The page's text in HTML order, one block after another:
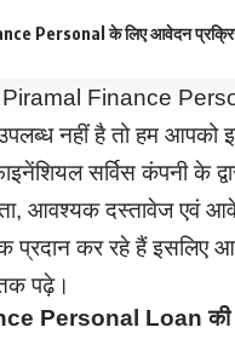
Personal के लिए आवेदन
Finance
नहीं है तो हम आपको
सर्विस कंपनी के
आवश्यक दस्तावेज एवं
प्रदान कर रहे हैं इसलिए
पढ़े।
Personal Loan की